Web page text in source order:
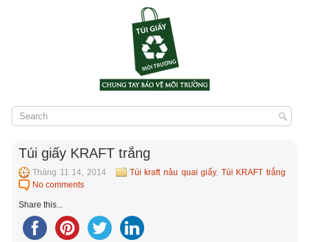
Túi giấy KRAFT trắng
Tháng 11 14, 2014 Túi kraft nâu quai giấy, Túi KRAFT trắng
No comments
Share this...